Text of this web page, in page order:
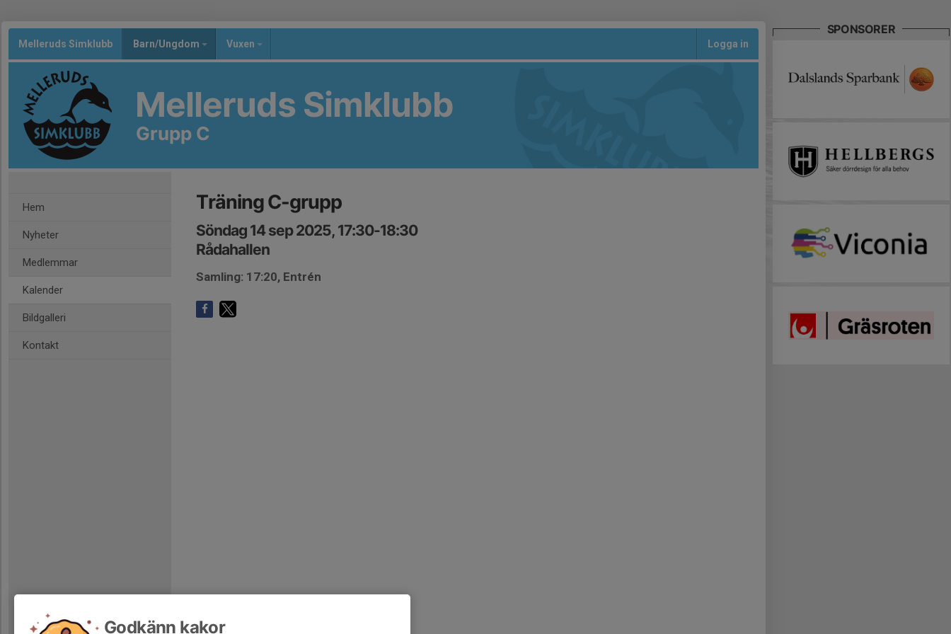
Melleruds Simklubb Barn/Ungdom Vuxen Logga in
Melleruds Simklubb
Grupp C
Hem
Nyheter
Medlemmar
Kalender
Bildgalleri
Kontakt
Träning C-grupp
Söndag 14 sep 2025, 17:30-18:30
Rådahallen
Samling: 17:20, Entrén
SPONSORER
Godkänn kakor